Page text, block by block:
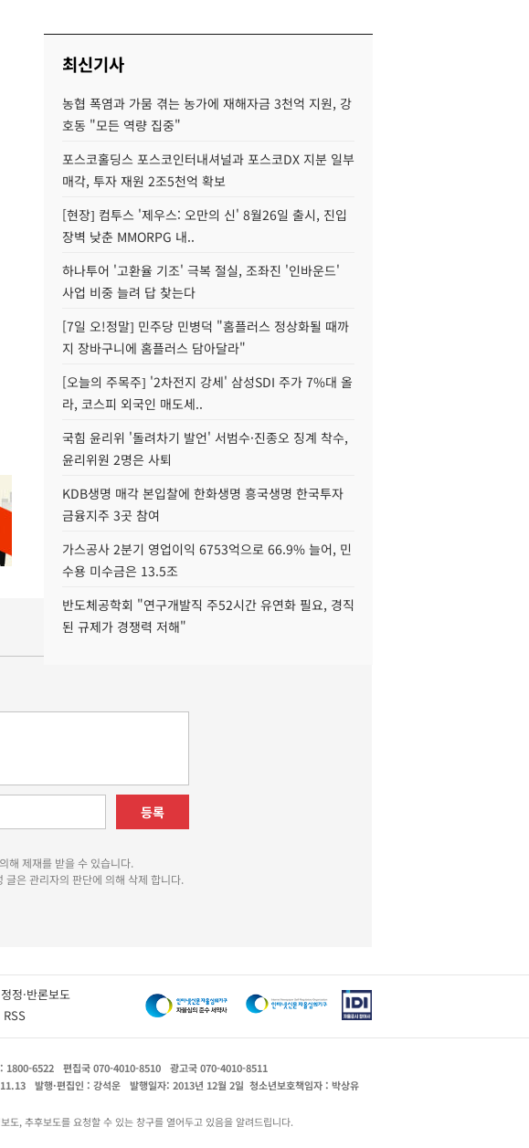
최신기사
농협 폭염과 가뭄 겪는 농가에 재해자금 3천억 지원, 강
호동 "모든 역량 집중"
포스코홀딩스 포스코인터내셔널과 포스코DX 지분 일부
매각, 투자 재원 2조5천억 확보
[현장] 컴투스 '제우스: 오만의 신' 8월26일 출시, 진입
장벽 낮춘 MMORPG 내..
하나투어 '고환율 기조' 극복 절실, 조좌진 '인바운드'
사업 비중 늘려 답 찾는다
[7일 오!정말] 민주당 민병덕 "홈플러스 정상화될 때까
지 장바구니에 홈플러스 담아달라"
[오늘의 주목주] '2차전지 강세' 삼성SDI 주가 7%대 올
라, 코스피 외국인 매도세..
국힘 윤리위 '돌려차기 발언' 서범수·진종오 징계 착수,
윤리위원 2명은 사퇴
KDB생명 매각 본입찰에 한화생명 흥국생명 한국투자
금융지주 3곳 참여
가스공사 2분기 영업이익 6753억으로 66.9% 늘어, 민
수용 미수금은 13.5조
반도체공학회 "연구개발직 주52시간 유연화 필요, 경직
된 규제가 경쟁력 저해"
등록
해 제재를 받을 수 있습니다.
은 관리자의 판단에 의해 삭제 합니다.
정정·반론보도
RSS
1800-6522 편집국 070-4010-8510
광고국 070-4010-8511
발행·편집인 : 강석운 발행일자: 2013년 12월 2일 청소년보호책임자 : 박상유
도, 추후보도를 요청할 수 있는 창구를 열어두고 있음을 알려드립니다.